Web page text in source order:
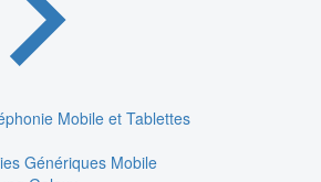
Mobile et Tablettes
Génériques Mobile